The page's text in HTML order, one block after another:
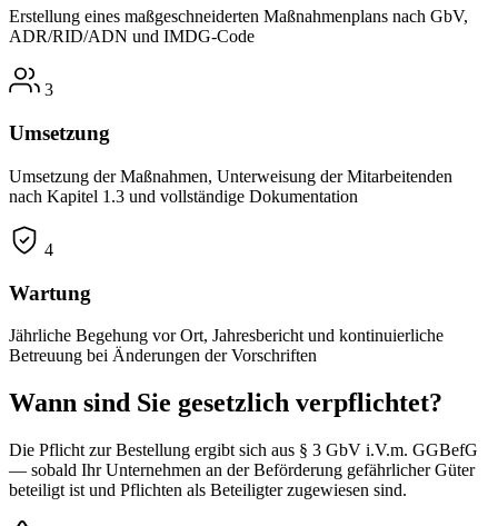
Erstellung eines maßgeschneiderten Maßnahmenplans nach GbV,
ADR/RID/ADN und IMDG-Code
3
Umsetzung
Umsetzung der Maßnahmen, Unterweisung der Mitarbeitenden
nach Kapitel 1.3 und vollständige Dokumentation
4
Wartung
Jährliche Begehung vor Ort, Jahresbericht und kontinuierliche
Betreuung bei Änderungen der Vorschriften
Wann sind Sie gesetzlich verpflichtet?
Die Pflicht zur Bestellung ergibt sich aus § 3 GbV i.V.m. GGBefG
— sobald Ihr Unternehmen an der Beförderung gefährlicher Güter
beteiligt ist und Pflichten als Beteiligter zugewiesen sind.